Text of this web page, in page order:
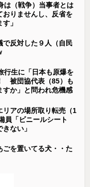
は（戦争）当事者とは
おりませんし、反省を
」
反対した９人（自民
行生に「日本も原爆を
被団協代表（85）も
すか」と問われ危機感
リアの場所取り転売（1
「ビニールシート
ない」
ごを置いてる犬・・た